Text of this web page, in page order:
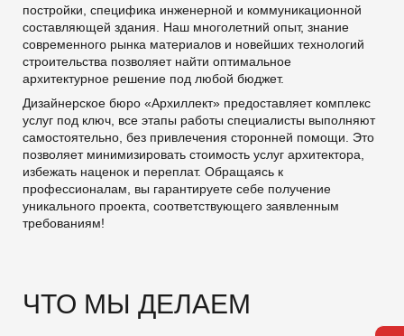
постройки, специфика инженерной и коммуникационной
составляющей здания. Наш многолетний опыт, знание
современного рынка материалов и новейших технологий
строительства позволяет найти оптимальное
архитектурное решение под любой бюджет.
Дизайнерское бюро «Архиллект» предоставляет комплекс
услуг под ключ, все этапы работы специалисты выполняют
самостоятельно, без привлечения сторонней помощи. Это
позволяет минимизировать стоимость услуг архитектора,
избежать наценок и переплат. Обращаясь к
профессионалам, вы гарантируете себе получение
уникального проекта, соответствующего заявленным
требованиям!
ЧТО МЫ ДЕЛАЕМ